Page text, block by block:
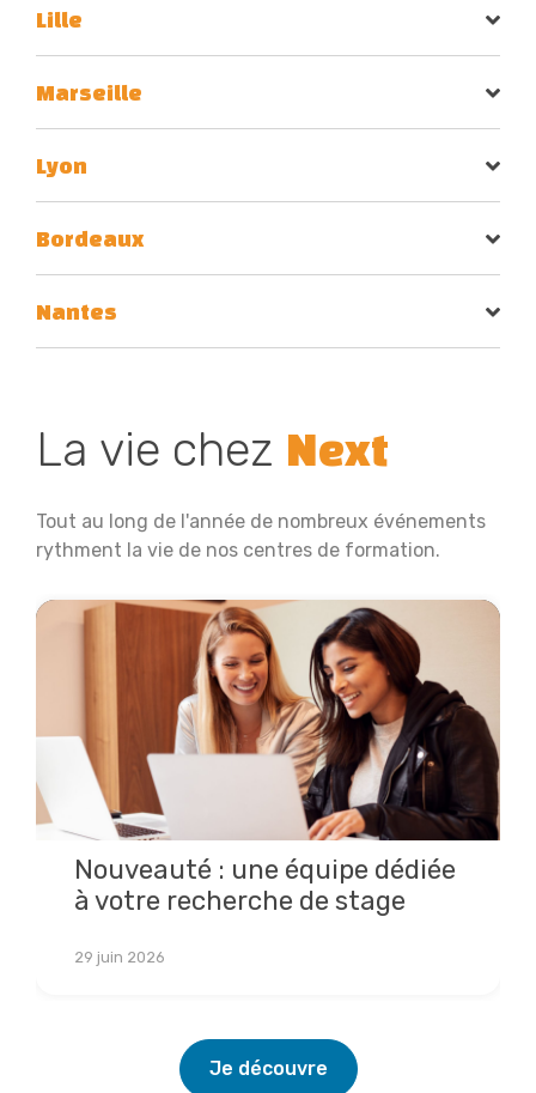
Lille
Marseille
Lyon
Bordeaux
Nantes
La vie chez Next
Tout au long de l'année de nombreux événements
rythment la vie de nos centres de formation.
Nouveauté : une équipe dédiée
à votre recherche de stage
29 juin 2026
Lire la suite
Je découvre